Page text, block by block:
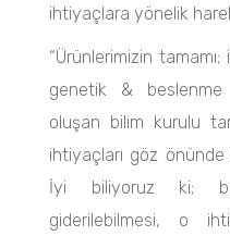
ihtiyaçlara yönelik
“Ürünlerimizin
genetik & beslenme
oluşan bilim kurulu
ihtiyaçları göz
İyi biliyoruz ki;
giderilebilmesi, o